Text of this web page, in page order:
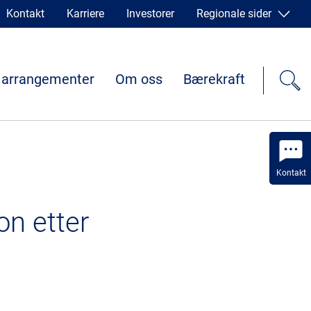
Kontakt
Kontakt Karriere Investorer Regionale sider
Om oss Bærekraft
etter